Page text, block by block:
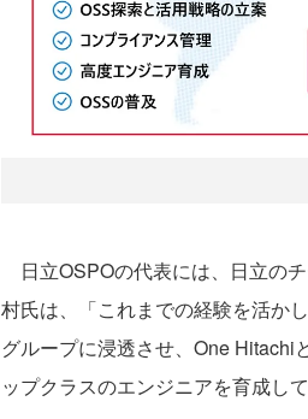
日立OSPOの代表には、日立の
村氏は、「これまでの経験を活か
グループに浸透させ、One Hitachi
ップクラスのエンジニアを育成し